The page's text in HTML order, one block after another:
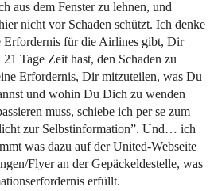
aus dem Fenster zu lehnen, und
nicht vor Schaden schützt. Ich denke
Erfordernis für die Airlines gibt, Dir
Tage Zeit hast, den Schaden zu
Erfordernis, Dir mitzuteilen, was Du
und wohin Du Dich zu wenden
muss, schiebe ich per se zum
zur Selbstinformation”. Und… ich
was dazu auf der United-Webseite
Flyer an der Gepäckeldestelle, was
erfüllt.